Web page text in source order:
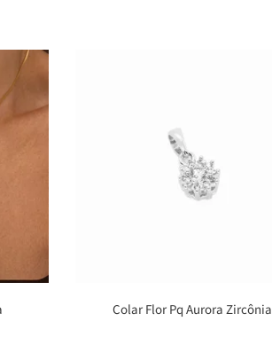
Colar Flor Pq Aurora Zircônia